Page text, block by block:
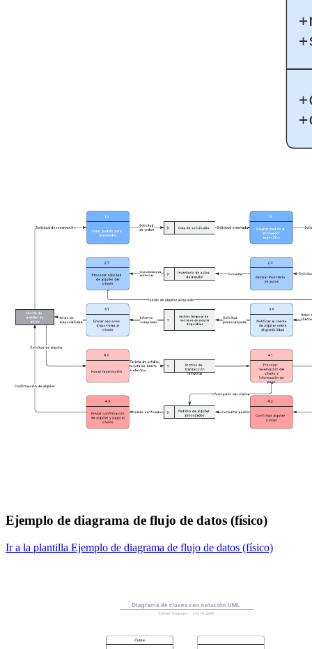
Abre esta plantilla para ver un ejemplo detallado de un diagrama de
Ejemplo de diagrama de flujo de datos (físico)
Ir a la plantilla Ejemplo de diagrama de flujo de datos (físico)